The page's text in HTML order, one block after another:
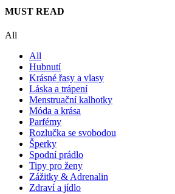
MUST READ
All
All
Hubnutí
Krásné řasy a vlasy
Láska a trápení
Menstruační kalhotky
Móda a krása
Parfémy
Rozlučka se svobodou
Šperky
Spodní prádlo
Tipy pro ženy
Zážitky & Adrenalin
Zdraví a jídlo